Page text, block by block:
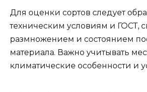
Для оценки сортов следует
техническим условиям и ГОСТ,
размножением и состоянием
материала. Важно учитывать
климатические особенности и